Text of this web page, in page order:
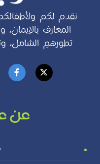
نقدم لكم ولأطفالكم
المعارف
تطورهمِ الشامل،
عن